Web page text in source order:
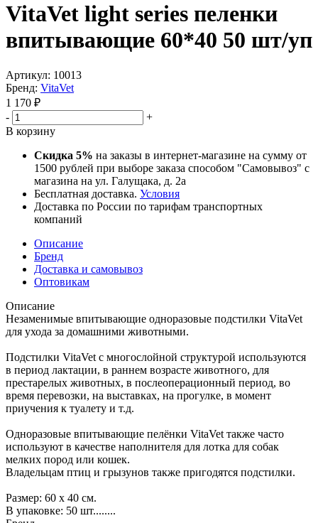
VitaVet light series пеленки
впитывающие 60*40 50 шт/уп
Артикул: 10013
Бренд: VitaVet
1 170 ₽
-
+
В корзину
Скидка 5% на заказы в интернет-магазине на сумму от
1500 рублей при выборе заказа способом "Самовывоз" с
магазина на ул. Галущака, д. 2а
Бесплатная доставка. Условия
Доставка по России по тарифам транспортных
компаний
Описание
Бренд
Доставка и самовывоз
Оптовикам
Описание
Незаменимые впитывающие одноразовые подстилки VitaVet
для ухода за домашними животными.
Подстилки VitaVet с многослойной структурой используются
в период лактации, в раннем возрасте животного, для
престарелых животных, в послеоперационный период, во
время перевозки, на выставках, на прогулке, в момент
приучения к туалету и т.д.
Одноразовые впитывающие пелёнки VitaVet также часто
используют в качестве наполнителя для лотка для собак
мелких пород или кошек.
Владельцам птиц и грызунов также пригодятся подстилки.
Размер: 60 х 40 см.
В упаковке: 50 шт........